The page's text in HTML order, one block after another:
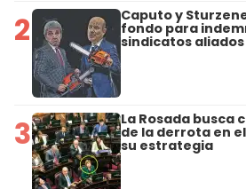
2 Caputo y
fondo para
sindicatos aliados
3 La Rosada busca
de la derrota en
su estrategia